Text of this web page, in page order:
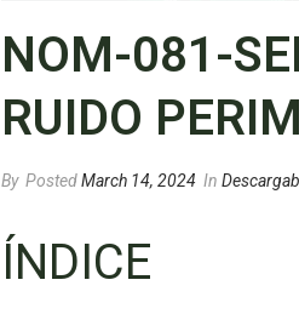
NOM-081-
RUIDO
By PostedMarch 14, 2024 In
ÍNDICE